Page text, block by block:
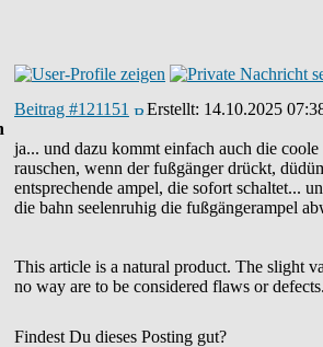
Beitrag #121151 Erstellt: 14.10.2025
ja... und dazu kommt einfach auch die
rauschen, wenn der fußgänger drückt,
entsprechende ampel, die sofort schaltet...
die bahn seelenruhig die fußgängerampel
This article is a natural product. The slight
no way are to be considered flaws or
Findest Du dieses Posting gut?